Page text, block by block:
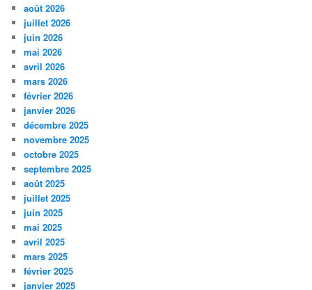
août 2026
juillet 2026
juin 2026
mai 2026
avril 2026
mars 2026
février 2026
janvier 2026
décembre 2025
novembre 2025
octobre 2025
septembre 2025
août 2025
juillet 2025
juin 2025
mai 2025
avril 2025
mars 2025
février 2025
janvier 2025